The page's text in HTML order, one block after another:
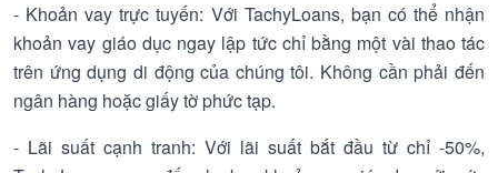
- Khoản vay trực tuyến: Với TachyLoans, bạn có thể nhận
khoản vay giáo dục ngay lập tức chỉ bằng một vài thao tác
trên ứng dụng di động của chúng tôi. Không cần phải đến
ngân hàng hoặc giấy tờ phức tạp.
- Lãi suất cạnh tranh: Với lãi suất bắt đầu từ chỉ -50%,